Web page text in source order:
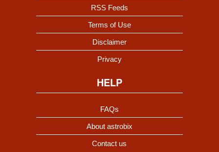
RSS Feeds
Terms of Use
Disclaimer
Privacy
HELP
FAQs
About astrobix
Contact us